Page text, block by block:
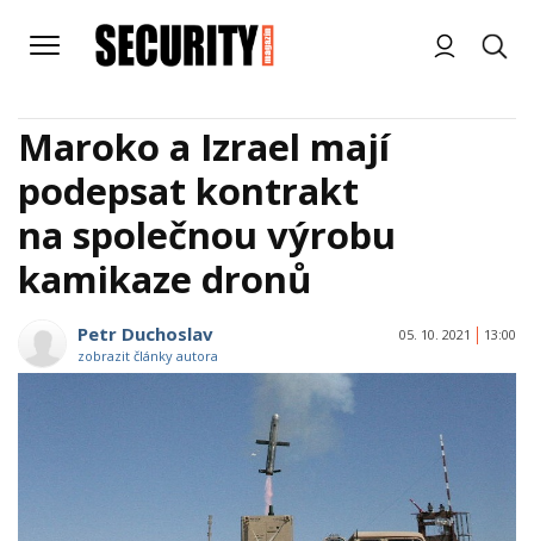
Maroko a Izrael mají
podepsat kontrakt
na společnou výrobu
kamikaze dronů
Petr Duchoslav
zobrazit články autora
05. 10. 2021 13:00